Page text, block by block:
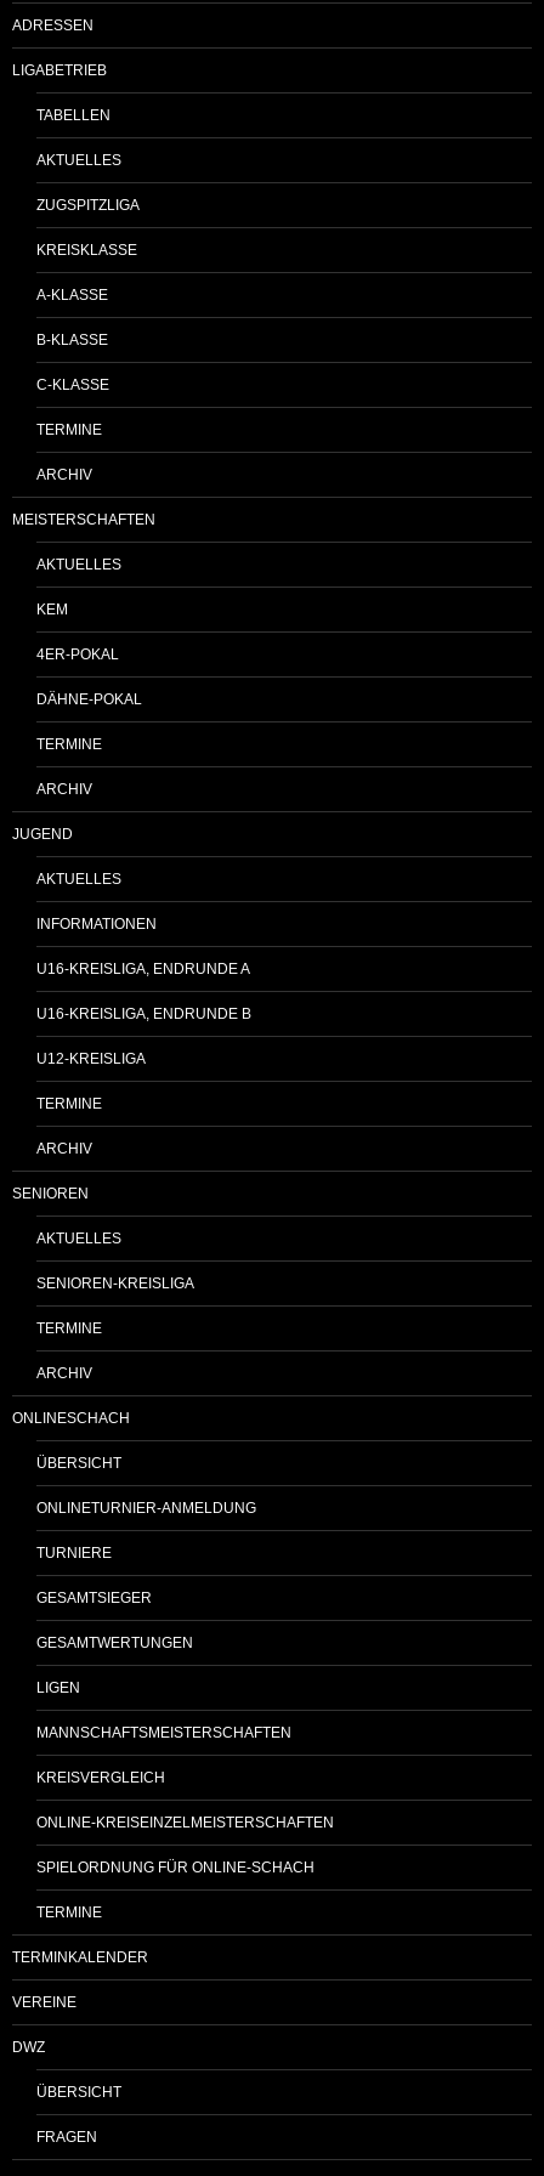
ADRESSEN
LIGABETRIEB
TABELLEN
AKTUELLES
ZUGSPITZLIGA
KREISKLASSE
A-KLASSE
B-KLASSE
C-KLASSE
TERMINE
ARCHIV
MEISTERSCHAFTEN
AKTUELLES
KEM
4ER-POKAL
DÄHNE-POKAL
TERMINE
ARCHIV
JUGEND
AKTUELLES
INFORMATIONEN
U16-KREISLIGA, ENDRUNDE A
U16-KREISLIGA, ENDRUNDE B
U12-KREISLIGA
TERMINE
ARCHIV
SENIOREN
AKTUELLES
SENIOREN-KREISLIGA
TERMINE
ARCHIV
ONLINESCHACH
ÜBERSICHT
ONLINETURNIER-ANMELDUNG
TURNIERE
GESAMTSIEGER
GESAMTWERTUNGEN
LIGEN
MANNSCHAFTSMEISTERSCHAFTEN
KREISVERGLEICH
ONLINE-KREISEINZELMEISTERSCHAFTEN
SPIELORDNUNG FÜR ONLINE-SCHACH
TERMINE
TERMINKALENDER
VEREINE
DWZ
ÜBERSICHT
FRAGEN